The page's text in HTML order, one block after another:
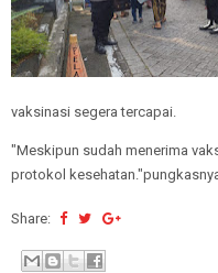
vaksinasi segera tercapai.
"Meskipun sudah menerima
protokol
Share: